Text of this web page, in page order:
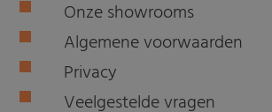
Onze showrooms
Algemene voorwaarden
Privacy
Veelgestelde vragen